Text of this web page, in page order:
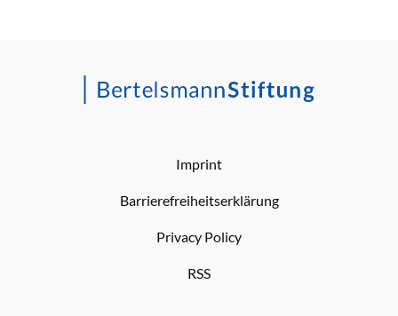
Imprint
Barrierefreiheitserklärung
Privacy Policy
RSS